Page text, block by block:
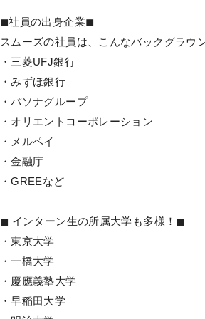
◼︎社員の出身企業◼︎
スムーズの社員は、こんなバックグラウ
・三菱UFJ銀行
・みずほ銀行
・パソナグループ
・オリエントコーポレーション
・メルペイ
・金融庁
・GREEなど
◼︎ インターン生の所属大学も多様！◼︎
・東京大学
・一橋大学
・慶應義塾大学
・早稲田大学